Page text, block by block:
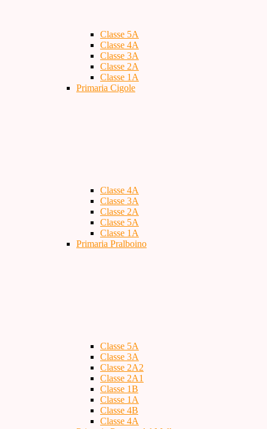
Classe 5A
Classe 4A
Classe 3A
Classe 2A
Classe 1A
Primaria Cigole
Classe 4A
Classe 3A
Classe 2A
Classe 5A
Classe 1A
Primaria Pralboino
Classe 5A
Classe 3A
Classe 2A2
Classe 2A1
Classe 1B
Classe 1A
Classe 4B
Classe 4A